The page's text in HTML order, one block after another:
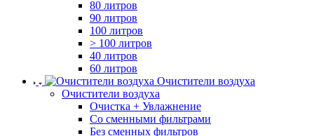
80 литров
90 литров
100 литров
> 100 литров
40 литров
60 литров
Очистители воздуха
Очистители воздуха
Очистка + Увлажнение
Cо сменными фильтрами
Без сменных фильтров